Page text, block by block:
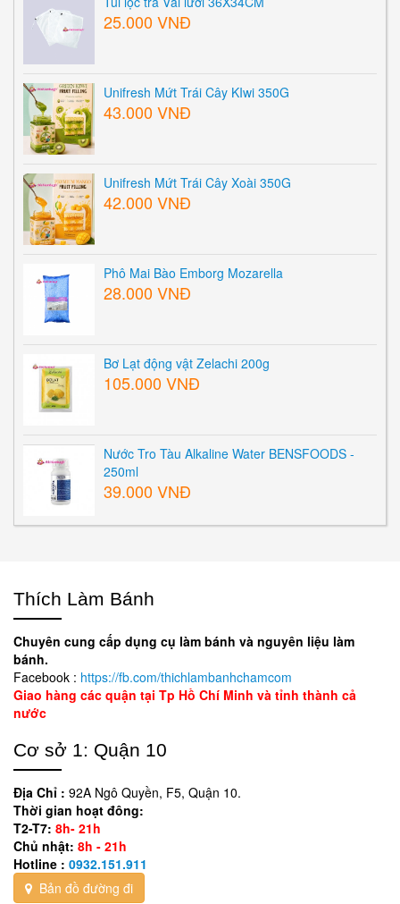
25.000 VNĐ
Unifresh Mứt Trái Cây KIwi 350G
43.000 VNĐ
Unifresh Mứt Trái Cây Xoài 350G
42.000 VNĐ
Phô Mai Bào Emborg Mozarella
28.000 VNĐ
Bơ Lạt động vật Zelachi 200g
105.000 VNĐ
Nước Tro Tàu Alkaline Water BENSFOODS -
250ml
39.000 VNĐ
Thích Làm Bánh
Chuyên cung cấp dụng cụ làm bánh và nguyên liệu làm
bánh.
Facebook : https://fb.com/thichlambanhchamcom
Giao hàng các quận tại Tp Hồ Chí Minh và tỉnh thành cả
nước
Cơ sở 1: Quận 10
Địa Chỉ : 92A Ngô Quyền, F5, Quận 10.
Thời gian hoạt đông:
T2-T7: 8h- 21h
Chủ nhật: 8h - 21h
Hotline : 0932.151.911
Bản đồ đường đi